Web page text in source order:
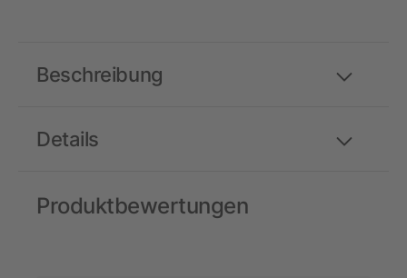
Details
Beschreibung
Produktbewertungen